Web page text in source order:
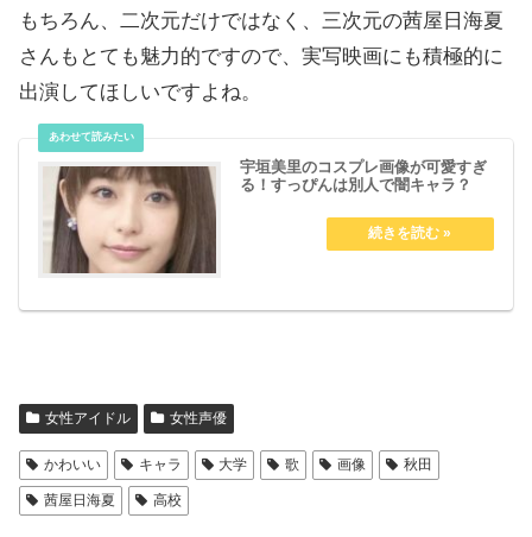
もちろん、二次元だけではなく、三次元の茜屋日海夏
さんもとても魅力的ですので、実写映画にも積極的に
出演してほしいですよね。
宇垣美里のコスプレ画像が可愛すぎ
る！すっぴんは別人で闇キャラ？
女性アイドル 女性声優
かわいい キャラ 大学 歌 画像 秋田
茜屋日海夏 高校